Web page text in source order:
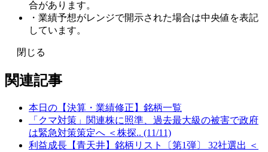
合があります。
・業績予想がレンジで開示された場合は中央値を表記
しています。
閉じる
関連記事
本日の【決算・業績修正】銘柄一覧
「クマ対策」関連株に照準、過去最大級の被害で政府
は緊急対策策定へ ＜株探.. (11/11)
利益成長【青天井】銘柄リスト〔第1弾〕 32社選出 ＜